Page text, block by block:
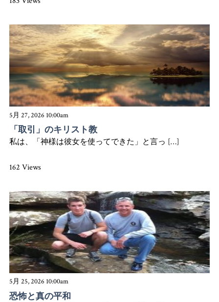
5月 27, 2026 10:00am
「取引」のキリスト教
私は、「神様は彼女を使ってできた」と言っ […]
162 Views
5月 25, 2026 10:00am
恐怖と真の平和